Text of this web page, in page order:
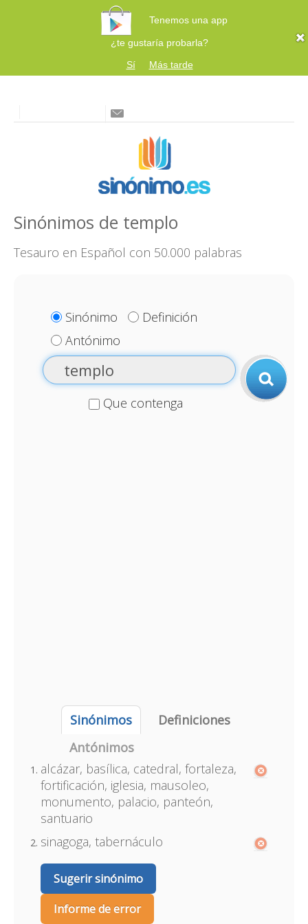
Tenemos una app
¿te gustaría probarla?
Sí
Más tarde
Sinónimos de templo
Tesauro en Español con 50.000 palabras
Sinónimo
Definición
Antónimo
Que contenga
Sinónimos
Definiciones
Antónimos
alcázar, basílica, catedral, fortaleza,
fortificación, iglesia, mausoleo,
monumento, palacio, panteón,
santuario
sinagoga, tabernáculo
Sugerir sinónimo
Informe de error